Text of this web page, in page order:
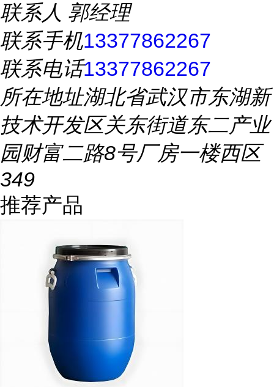
联系人 郭经理
联系手机13377862267
联系电话13377862267
所在地址湖北省武汉市东湖新
技术开发区关东街道东二产业
园财富二路8号厂房一楼西区
349
推荐产品